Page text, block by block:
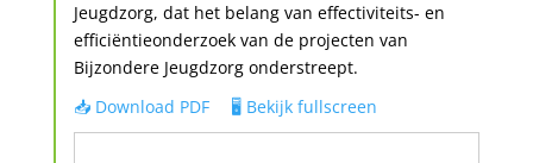
Jeugdzorg, dat het belang van effectiviteits- en
efficiëntieonderzoek van de projecten van
Bijzondere Jeugdzorg onderstreept.
📥 Download PDF
🖥️ Bekijk fullscreen